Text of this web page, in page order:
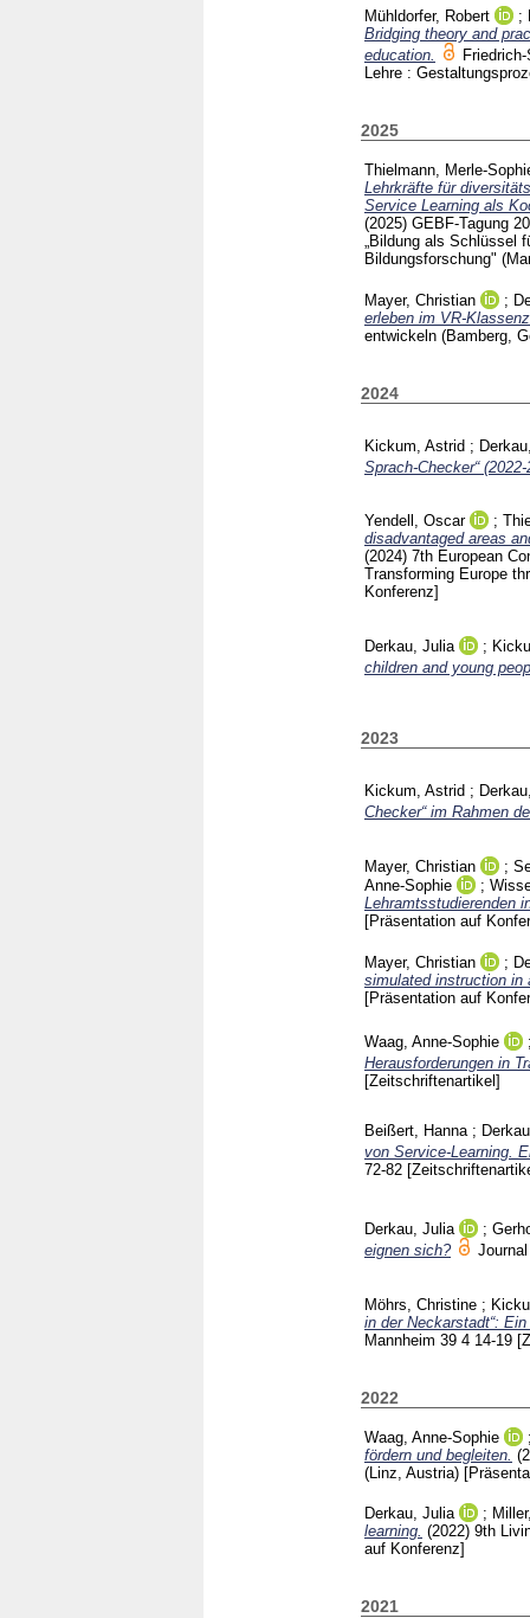
Mühldorfer, Robert ;
Bridging theory and
education.
Lehre :
2025
Thielmann, Merle-
Lehrkräfte für
Service Learning als
(2025) GEBF-Tagung
„Bildung als Schlüssel
Bildungs­forschung"
Mayer, Christian ;
erleben im VR-
entwickeln (Bamberg,
2024
Kickum, Astrid ;
Sprach-Checker“
Yendell, Oscar ;
disadvantaged areas
(2024) 7th European
Transforming Europe
Konferenz]
Derkau, Julia ;
children and young
2023
Kickum, Astrid ;
Checker“ im Rahmen
Mayer, Christian ;
Anne-Sophie
;
Lehramtsstudierenden
[Präsentation auf
Mayer, Christian ;
simulated instruction in
[Präsentation auf
Waag, Anne-Sophie
Herausforderungen in
[Zeitschriftenartikel]
Beißert, Hanna;
von Service-Learning.
72-82
Derkau, Julia ;
eignen sich?
Möhrs, Christine ;
in der Neckarstadt“:
Mannheim 39 4 14-19
2022
Waag, Anne-Sophie
fördern und begleiten.
(Linz, Austria)
Derkau, Julia ;
learning. (2022) 9th
auf Konferenz]
2021